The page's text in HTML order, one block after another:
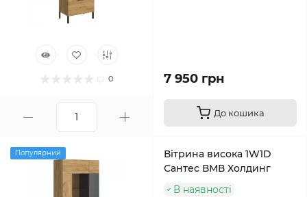
0 7 950 грн
До кошика
Популярний
Вітрина висока 1W1D
Сантес ВМВ Холдинг
В наявності